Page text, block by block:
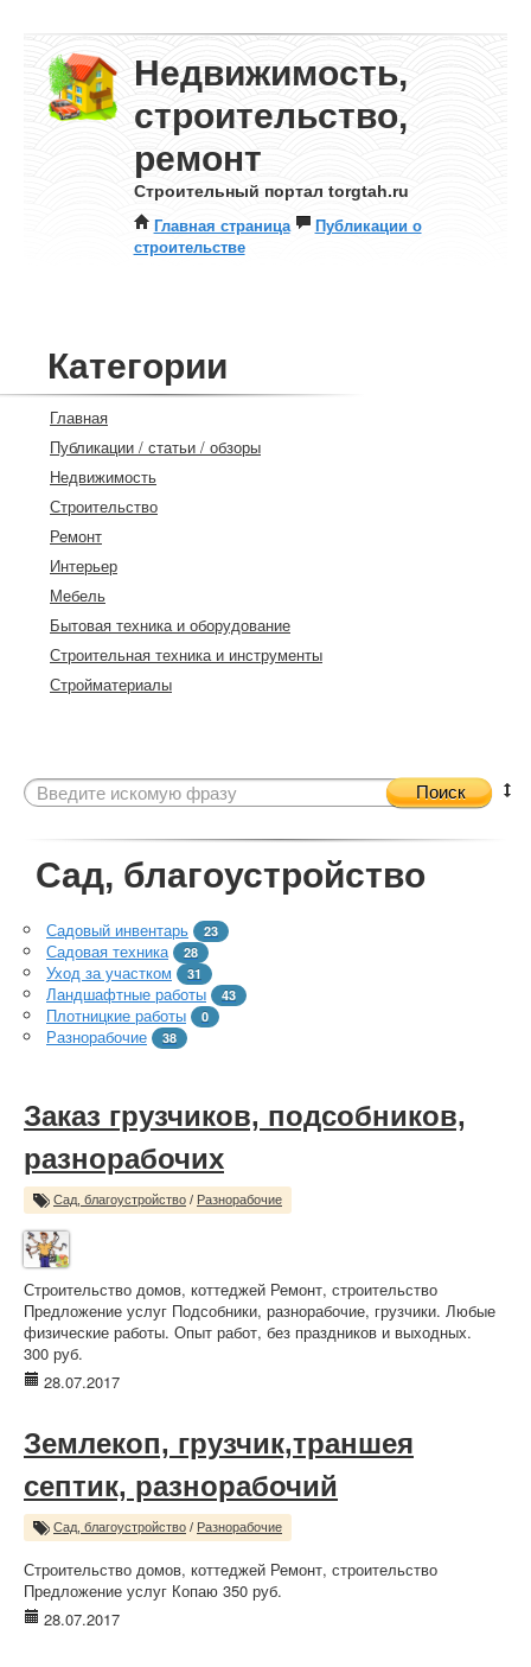
Недвижимость,
строительство,
ремонт
Строительный портал torgtah.ru
Главная страница
Публикации о
строительстве
Категории
Главная
Публикации / статьи / обзоры
Недвижимость
Строительство
Ремонт
Интерьер
Мебель
Бытовая техника и оборудование
Строительная техника и инструменты
Стройматериалы
Поиск
Сад, благоустройство
Садовый инвентарь 23
Садовая техника 28
Уход за участком 31
Ландшафтные работы 43
Плотницкие работы 0
Разнорабочие 38
Заказ грузчиков, подсобников,
разнорабочих
Сад, благоустройство / Разнорабочие
Строительство домов, коттеджей Ремонт, строительство
Предложение услуг Подсобники, разнорабочие, грузчики. Любые
физические работы. Опыт работ, без праздников и выходных.
300 руб.
28.07.2017
Землекоп, грузчик,траншея
септик, разнорабочий
Сад, благоустройство / Разнорабочие
Строительство домов, коттеджей Ремонт, строительство
Предложение услуг Копаю 350 руб.
28.07.2017